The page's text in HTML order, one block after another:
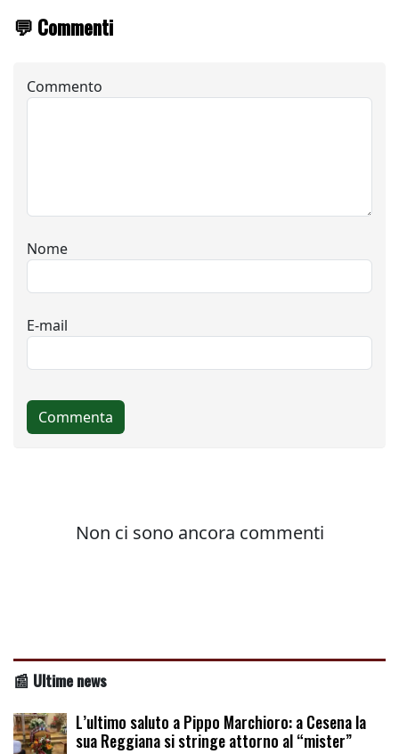
💬 Commenti
📰 Ultime news
L’ultimo saluto a Pippo Marchioro: a Cesena la
sua Reggiana si stringe attorno al “mister”